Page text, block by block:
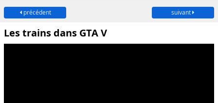
précédent suivant
Les trains dans GTA V